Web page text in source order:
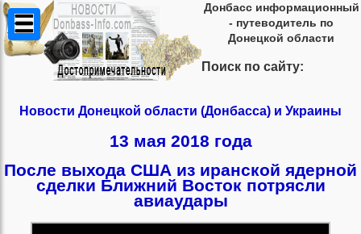
Донбасс информационный
- путеводитель по
Донецкой области
Поиск по сайту:
Новости Донецкой области (Донбасса) и Украины
13 мая 2018 года
После выхода США из иранской ядерной
сделки Ближний Восток потрясли
авиаудары